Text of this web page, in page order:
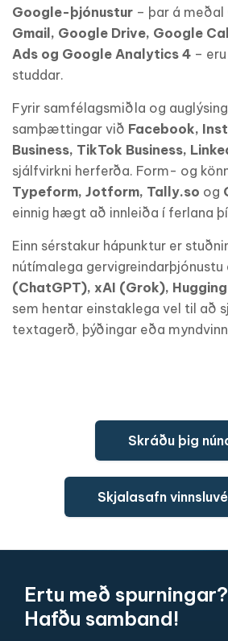
Google-þjónustur – þar á meðal
Gmail, Google Drive, Google
Ads og Google Analytics 4 –
studdar.
Fyrir samfélagsmiðla og
samþættingar við Facebook,
Business, TikTok Business,
sjálfvirkni herferða. Form- og
Typeform, Jotform, Tally.so og
einnig hægt að innleiða í ferlana
Einn sérstakur hápunktur er
nútímalega gervigreindarþjónustu
(ChatGPT), xAI (Grok),
sem hentar einstaklega vel til að
textagerð, þýðingar eða
Skráðu þig
Skjalasafn
Ertu með spurningar?
Hafðu samband!